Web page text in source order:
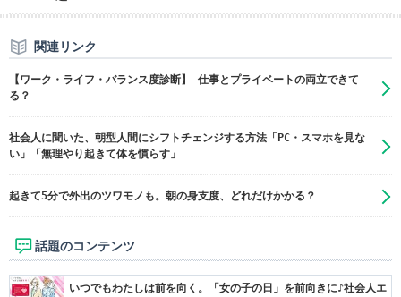
関連リンク
【ワーク・ライフ・バランス度診断】 仕事とプライベートの両立できて
る？
社会人に聞いた、朝型人間にシフトチェンジする方法「PC・スマホを見な
い」「無理やり起きて体を慣らす」
起きて5分で外出のツワモノも。朝の身支度、どれだけかかる？
話題のコンテンツ
いつでもわたしは前を向く。「女の子の日」を前向きに♪社会人エ